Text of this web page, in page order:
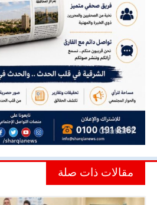
مقالات ذات صلة